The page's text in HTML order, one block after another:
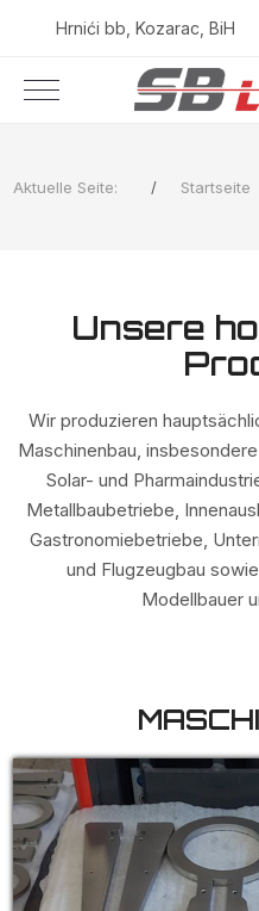
Hrnići bb, Kozarac, BiH
Aktuelle Seite: Startseite
Unsere
Wir produzieren
Maschinenbau,
Solar- und
Metallbaubetriebe,
Gastronomiebetriebe,
und Flugzeugbau
Modellbauer